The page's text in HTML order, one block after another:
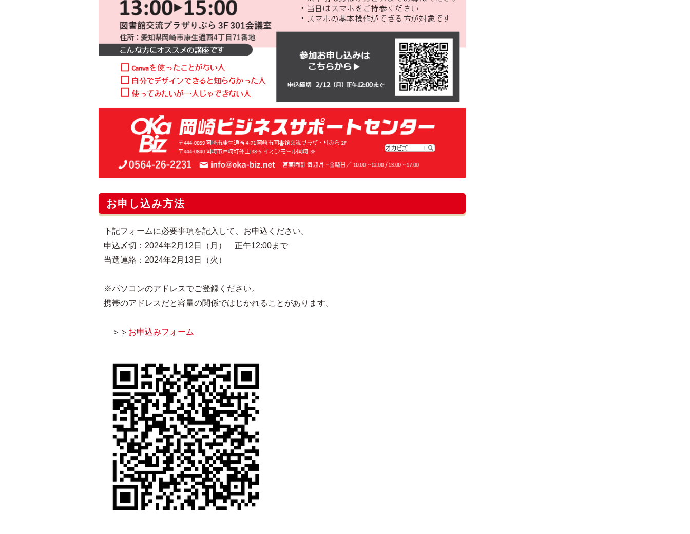
お申し込み方法
下記フォームに必要事項を記入して、お申込ください。
申込〆切：2024年2月12日（月） 正午12:00まで
当選連絡：2024年2月13日（火）
※パソコンのアドレスでご登録ください。
携帯のアドレスだと容量の関係ではじかれることがあります。
＞＞ お申込みフォーム